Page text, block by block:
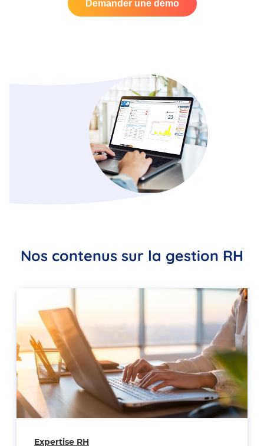
Demander une démo
Nos contenus sur la gestion RH
Expertise RH